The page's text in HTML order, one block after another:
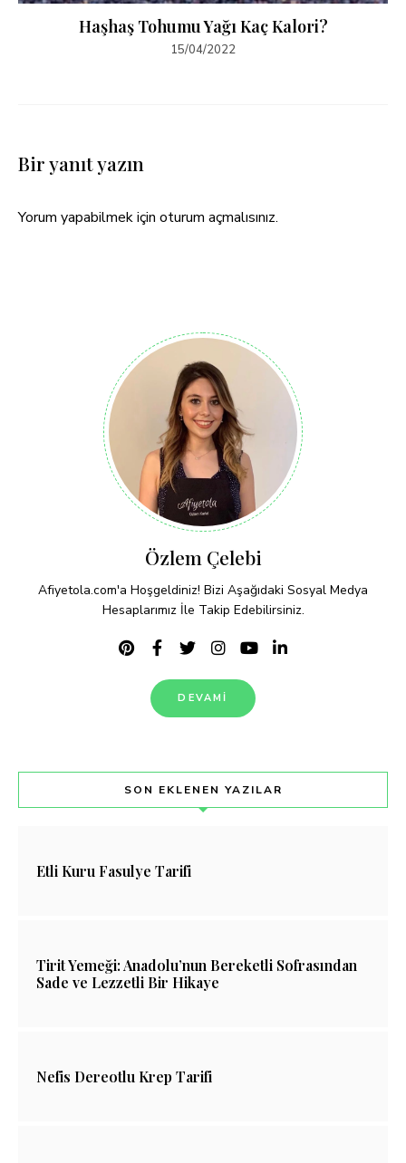
Haşhaş Tohumu Yağı Kaç Kalori?
15/04/2022
Bir yanıt yazın
Yorum yapabilmek için oturum açmalısınız.
Özlem Çelebi
Afiyetola.com'a Hoşgeldiniz! Bizi Aşağıdaki Sosyal Medya
Hesaplarımız İle Takip Edebilirsiniz.
DEVAMI
SON EKLENEN YAZILAR
Etli Kuru Fasulye Tarifi
Tirit Yemeği: Anadolu’nun Bereketli Sofrasından
Sade ve Lezzetli Bir Hikaye
Nefis Dereotlu Krep Tarifi